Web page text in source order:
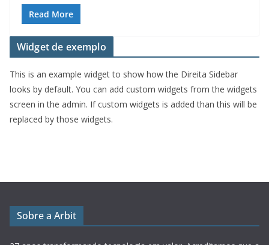
Read More
Widget de exemplo
This is an example widget to show how the Direita Sidebar
looks by default. You can add custom widgets from the widgets
screen in the admin. If custom widgets is added than this will be
replaced by those widgets.
Sobre a Arbit